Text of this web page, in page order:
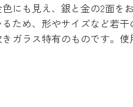
にも見え、銀と金の2面を
ため、形やサイズなど若
ガラス特有のものです。